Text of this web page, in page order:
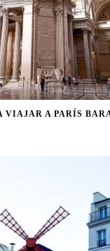
VIAJAR A PARÍS